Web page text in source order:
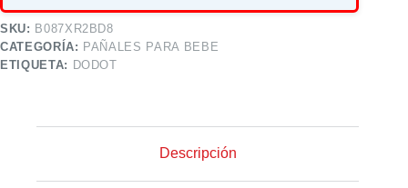
SKU: B087XR2BD8
CATEGORÍA: PAÑALES PARA BEBE
ETIQUETA: DODOT
Descripción